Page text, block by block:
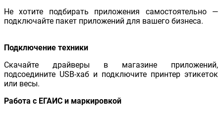
Не хотите подбирать приложения самостоятельно —
подключайте пакет приложений для вашего бизнеса.
Подключение техники
Скачайте драйверы в магазине приложений,
подсоедините USB-хаб и подключите принтер этикеток
или весы.
Работа с ЕГАИС и маркировкой